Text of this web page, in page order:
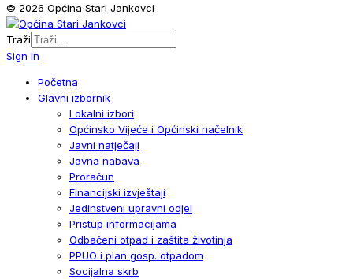
© 2026 Općina Stari Jankovci
Traži
Sign In
Početna
Glavni izbornik
Lokalni izbori
Općinsko Vijeće i Općinski načelnik
Javni natječaji
Javna nabava
Proračun
Financijski izvještaji
Jedinstveni upravni odjel
Pristup informacijama
Odbačeni otpad i zaštita životinja
PPUO i plan gosp. otpadom
Socijalna skrb